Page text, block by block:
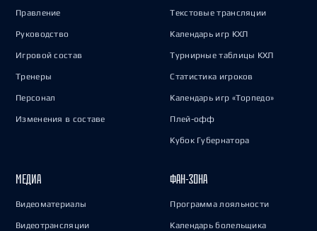
Правление
Руководство
Игровой состав
Тренеры
Персонал
Изменения в составе
Текстовые трансляции
Календарь игр КХЛ
Турнирные таблицы КХЛ
Статистика игроков
Календарь игр «Торпедо»
Плей-офф
Кубок Губернатора
МЕДИА
Видеоматериалы
Видеотрансляции
ФАН-ЗОНА
Программа лояльности
Календарь болельщика